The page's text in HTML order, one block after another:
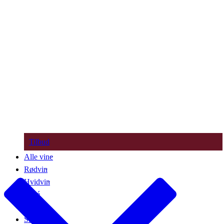
Tilbud
Alle vine
Rødvin
Hvidvin
Rosé
Søde vine